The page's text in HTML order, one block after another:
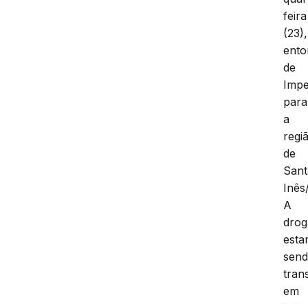
feira
(23),
de
para
a
de
A
em